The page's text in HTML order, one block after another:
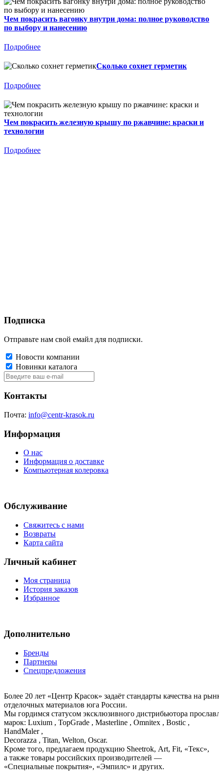
Чем покрасить вагонку внутри дома: полное руководство
по выбору и нанесению
Подробнее
Сколько сохнет герметик
Подробнее
Чем покрасить железную крышу по ржавчине: краски и
технологии
Подробнее
Подписка
Отправьте нам свой емайл для подписки.
Новости компании
Новинки каталога
Контакты
Почта: info@centr-krasok.ru
Информация
О нас
Информация о доставке
Компьютерная колеровка
Обслуживание
Свяжитесь с нами
Возвраты
Карта сайта
Личный кабинет
Моя страница
История заказов
Избранное
Дополнительно
Бренды
Партнеры
Спецпредложения
Более 20 лет «Центр Красок» задаёт стандарты качества на
отделочных материалов юга России.
Мы гордимся статусом эксклюзивного дистрибьютора
марок: Luxium , TopGrade , Masterline , Omnitex , Bostic ,
HandMaler ,
Decorazza , Titan, Welton, Oscar.
Кроме того, предлагаем продукцию Sheetrok, Art, Fit, «Текс»,
а также товары российских производителей —
«Специальные покрытия», «Эмпилс» и других.